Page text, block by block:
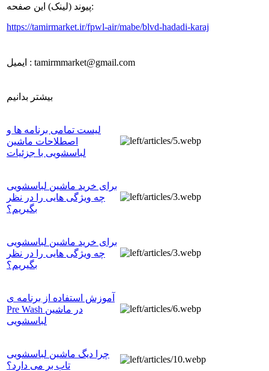
پیوند (لینک) این صفحه:
https://tamirmarket.ir/fpwl-air/mabe/blvd-hadadi-karaj
ایمیل : tamirmmarket@gmail.com
بیشتر بدانیم
لیست تمامی برنامه ها و
اصطلاحات ماشین
لباسشویی با جزئیات
برای خرید ماشین لباسشویی
چه ویژگی هایی را در نظر
بگیریم؟
برای خرید ماشین لباسشویی
چه ویژگی هایی را در نظر
بگیریم؟
آموزش استفاده از برنامه ی
Pre Wash در ماشین
لباسشویی
چرا دیگ ماشین لباسشویی
تاب بر می دارد؟